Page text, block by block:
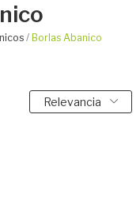
Borlas Abanico
Relevancia